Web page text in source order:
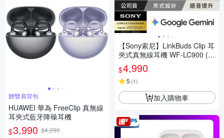
贈雙肩背包
HUAWEI 華為 FreeClip 真無線
耳夾式藍牙降噪耳機
$3,990 $4,290
【Sony索尼】LinkBuds Clip 耳
夾式真無線耳機 WF-LC900 (公
司貨 保固12+6個月)
$4,990
5 (1)
加入購物車